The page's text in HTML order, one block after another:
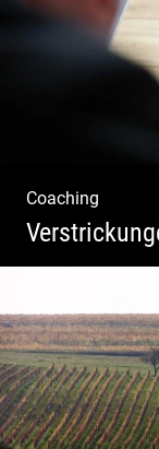
Coaching
Aufstellung